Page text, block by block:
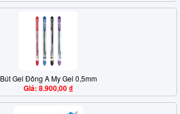
Bút Gel Đông A My Gel 0,5mm
Giá: 8.900,00 ₫